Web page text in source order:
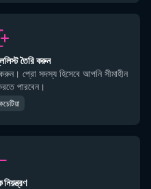
তৈরি করুন
প্রো সদস্য হিসেবে আপনি সীমাহীন
পারবেন।